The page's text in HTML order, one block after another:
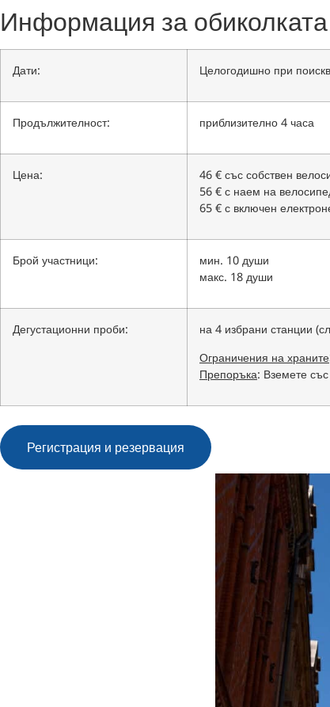
Информация за обиколката
Дати: Целогодишно при
Продължителност: приблизително 4 часа
Цена:
46 € със собствен
56 € с наем на
65 € с включен
Брой участници:
мин. 10 души
макс. 18 души
Дегустационни проби:
на 4 избрани станции
Ограничения на храните
Препоръка: Вземете
Регистрация и резервация